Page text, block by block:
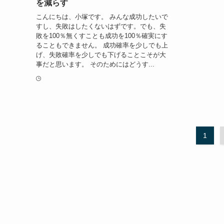
を減らす
こんにちは、小塚です。 みんな成功したいで
すし、失敗はしたくないはずです。でも、失
敗を100％無くすことも成功を100％確実にす
ることもできません。 成功確率を少しでも上
げ、失敗確率を少しでも下げることこそが大
事だと思います。 そのためにはどうす...
1